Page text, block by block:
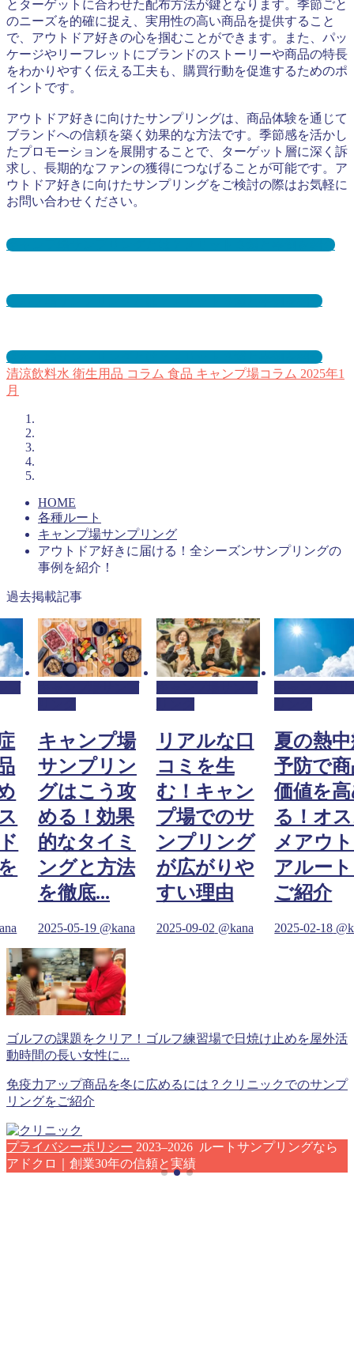
とターゲットに合わせた配布方法が鍵となります。季節ごと
のニーズを的確に捉え、実用性の高い商品を提供すること
で、アウトドア好きの心を掴むことができます。また、パッ
ケージやリーフレットにブランドのストーリーや商品の特長
をわかりやすく伝える工夫も、購買行動を促進するためのポ
イントです。
アウトドア好きに向けたサンプリングは、商品体験を通じて
ブランドへの信頼を築く効果的な方法です。季節感を活かし
たプロモーションを展開することで、ターゲット層に深く訴
求し、長期的なファンの獲得につなげることが可能です。ア
ウトドア好きに向けたサンプリングをご検討の際はお気軽に
お問い合わせください。
キャンプ場サンプリングとは？メリット３選と事例を紹介
ゴルフ場サンプリングとは？メリット３選と事例を紹介
スキー場サンプリングとは？メリット３選と事例を紹介
清涼飲料水 衛生用品 コラム 食品 キャンプ場コラム 2025年1
月
HOME
各種ルート
キャンプ場サンプリング
アウトドア好きに届ける！全シーズンサンプリングの
事例を紹介！
過去掲載記事
プ
キャンプ場
サンプリン
グはこう攻
める！効果
的なタイミ
ングと方法
を徹底...
2025-05-19 @kana
リアルな口
コミを生
む！キャン
プ場でのサ
ンプリング
が広がりや
すい理由
2025-09-02 @kana
夏の熱
予防で
価値を
る！オ
メアウ
アルー
ご紹介
2025-02-18
ゴルフの課題をクリア！ゴルフ練習場で日焼け止めを屋外活
動時間の長い女性に...
免疫力アップ商品を冬に広めるには？クリニックでのサンプ
リングをご紹介
プライバシーポリシー 2023–2026 ルートサンプリングなら
アドクロ｜創業30年の信頼と実績